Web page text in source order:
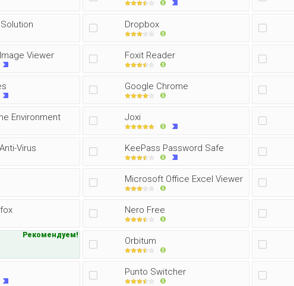
Dropbox
Viewer Foxit Reader
Google Chrome
Environment Joxi
Virus KeePass Password Safe
Microsoft Office Excel Viewer
Nero Free
Рекомендуем!
Orbitum
Punto Switcher